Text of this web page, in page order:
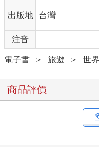
公司內，盡忠職守的當個上
就會立刻趴在桌上呼呼大
上，大力推介鐵道文化與火
網站可以看見許許多多珍貴
些圖片可以看出鐵道迷基本
除了已消失的古老車站圖片
攝的鐵道VCD，並且丟了
販售各式各樣的鐵道VCD，
出版地 台灣
注音
電子書 ＞ 旅遊 ＞ 世
商品評價